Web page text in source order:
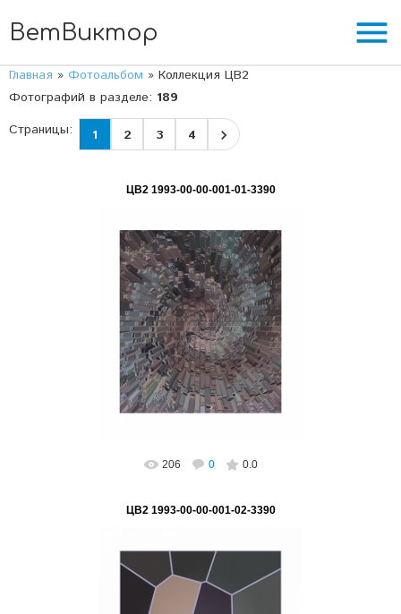
ВетВиктор menu
Главная » Фотоальбом » Коллекция ЦВ2
Фотографий в разделе: 189
Страницы: 1 2 3 4
ЦВ2 1993-00-00-001-01-3390
02.03.2023
"ГЛОБАЛИЗАЦИЯ" Серия "Цифра - основа
глобализации"
Подпись на картине: нет, возможно
поставить Автор: Виктор В...
ВетВиктор
206 0 0.0
ЦВ2 1993-00-00-001-02-3390
02.03.2023